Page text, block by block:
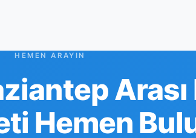
HEMEN ARAYIN
Arası
Hemen